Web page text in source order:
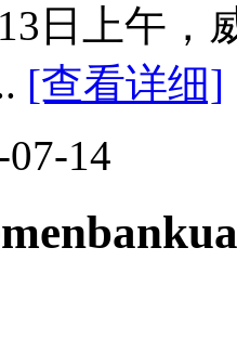
日上午，
[查看详细]
07-14